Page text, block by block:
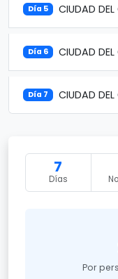
Día 5 CIUDAD
Día 6 CIUDAD
Día 7 CIUDAD
7
Días
Por